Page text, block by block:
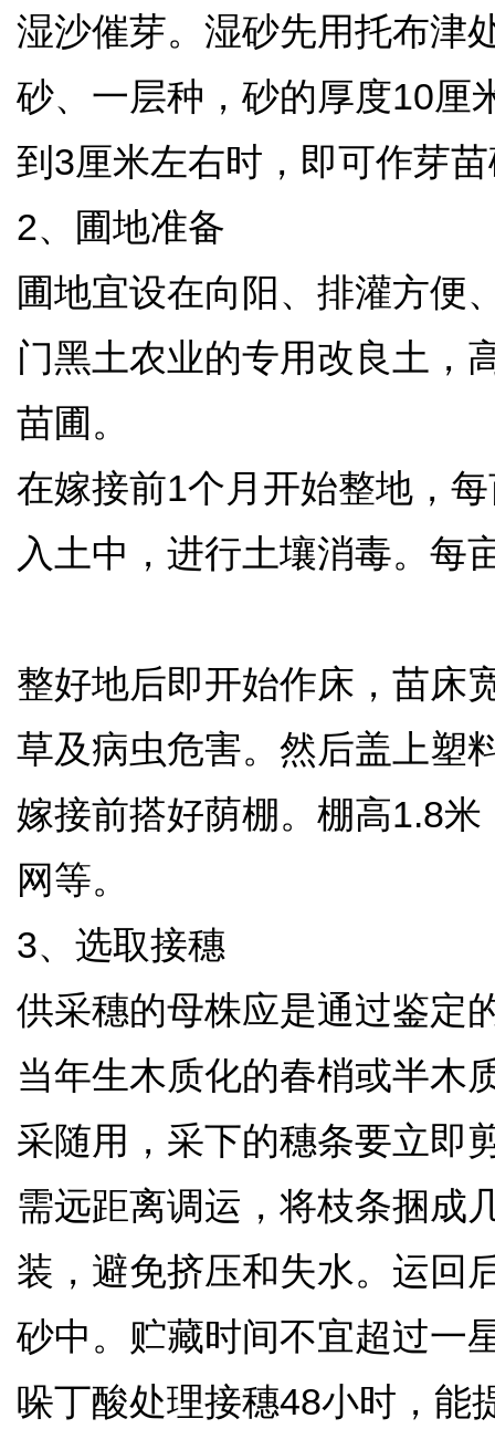
湿沙催芽。湿砂先用托布津
砂、一层种，砂的厚度10厘
到3厘米左右时，即可作芽
2、圃地准备
圃地宜设在向阳、排灌方便
门黑土农业的专用改良土，
苗圃。
在嫁接前1个月开始整地，
入土中，进行土壤消毒。每
整好地后即开始作床，苗床
草及病虫危害。然后盖上
嫁接前搭好荫棚。棚高1.8
网等。
3、选取接穗
供采穗的母株应是通过鉴定
当年生木质化的春梢或半木
采随用，采下的穗条要立即
需远距离调运，将枝条捆成
装，避免挤压和失水。运回
砂中。贮藏时间不宜超过一
哚丁酸处理接穗48小时，